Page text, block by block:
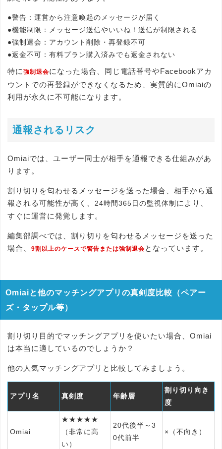
●警告 ：運営から注意喚起のメッセージが届く
●機能制限 ：メッセージ送信やいいね！送信が制限される
●強制退会 ：アカウント削除・再登録不可
●返金不可 ：有料プラン購入済みでも返金されない
特に 強制退会になった場合、同じ電話番号やFacebookアカ
ウントでの再登録ができなくなるため、実質的にOmiaiの
利用が永久に不可能になります。
通報されるリスク
Omiaiでは、ユーザー同士が相手を通報できる仕組みがあ
ります。
割り切りを匂わせるメッセージを送った場合、相手から通
報される可能性が高く、 24時間365日の監視体制 により、
すぐに運営に発覚します。
編集部調べでは、割り切りを匂わせるメッセージを送った
場合、
9割以上のケースで警告または強制退会 となっています。
Omiaiと他のマッチングアプリの真剣度比較（ペアー
ズ・タップル等）
割り切り目的でマッチングアプリを使いたい場合、Omiai
は本当に適しているのでしょうか？
他の人気マッチングアプリと比較してみましょう。
アプリ名 真剣度 年齢層
割り切り向き
度
Omiai
★★★★★
（非常に高
い）
20代後半～3
0代前半
×（不向き）